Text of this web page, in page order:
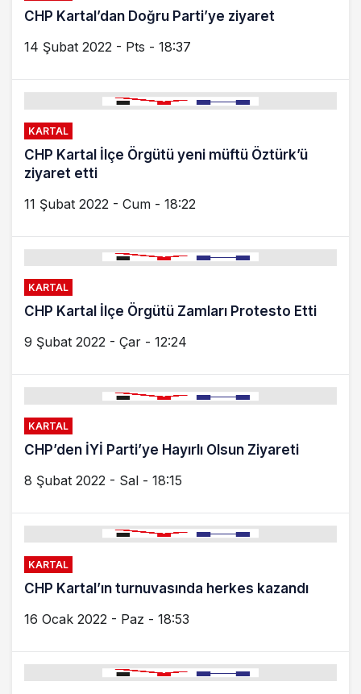
CHP Kartal’dan Doğru Parti’ye ziyaret
14 Şubat 2022 - Pts - 18:37
KARTAL
CHP Kartal İlçe Örgütü yeni müftü Öztürk’ü
ziyaret etti
11 Şubat 2022 - Cum - 18:22
KARTAL
CHP Kartal İlçe Örgütü Zamları Protesto Etti
9 Şubat 2022 - Çar - 12:24
KARTAL
CHP’den İYİ Parti’ye Hayırlı Olsun Ziyareti
8 Şubat 2022 - Sal - 18:15
KARTAL
CHP Kartal’ın turnuvasında herkes kazandı
16 Ocak 2022 - Paz - 18:53